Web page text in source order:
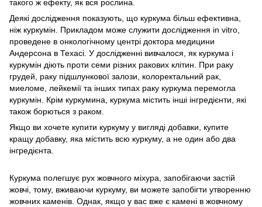
такого ж ефекту, як вся рослина.
Деякі дослідження показують, що куркума більш ефективна,
ніж куркумін. Прикладом може служити дослідження in vitro,
проведене в онкологічному центрі доктора медицини
Андерсона в Техасі. У дослідженні вивчалося, як куркума і
куркумін діють проти семи різних ракових клітин. При раку
грудей, раку підшлункової залози, колоректальний рак,
миеломе, лейкемії та інших типах раку куркума перемогла
куркумін. Крім куркумина, куркума містить інші інгредієнти, які
також борються з раком.
Якщо ви хочете купити куркуму у вигляді добавки, купите
кращу добавку, яка містить всю куркуму, а не один або два
інгредієнта.
Куркума полегшує рух жовчного міхура, запобігаючи застій
жовчі, тому, вживаючи куркуму, ви можете запобігти утворенню
жовчних каменів. Однак, якщо у вас вже є камені в жовчному